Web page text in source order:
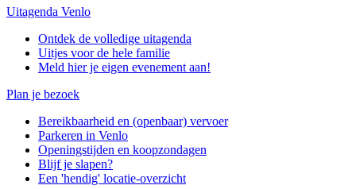
Uitagenda Venlo
Ontdek de volledige uitagenda
Uitjes voor de hele familie
Meld hier je eigen evenement aan!
Plan je bezoek
Bereikbaarheid en (openbaar) vervoer
Parkeren in Venlo
Openingstijden en koopzondagen
Blijf je slapen?
Een 'hendig' locatie-overzicht